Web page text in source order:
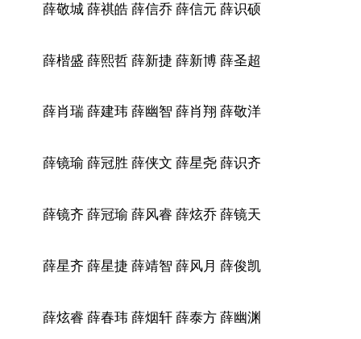
薛敬城 薛祺皓 薛信乔 薛信元 薛识硕
薛楷盛 薛熙哲 薛新捷 薛新博 薛圣超
薛肖瑞 薛建玮 薛幽智 薛肖翔 薛敬洋
薛镜瑜 薛冠胜 薛侠文 薛星尧 薛识齐
薛镜齐 薛冠瑜 薛风睿 薛炫乔 薛镜天
薛星齐 薛星捷 薛靖智 薛风月 薛俊凯
薛炫睿 薛春玮 薛烟轩 薛泰方 薛幽渊